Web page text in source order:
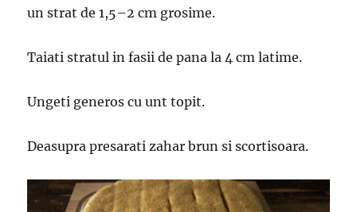
un strat de 1,5–2 cm grosime.
Taiati stratul in fasii de pana la 4 cm latime.
Ungeti generos cu unt topit.
Deasupra presarati zahar brun si scortisoara.